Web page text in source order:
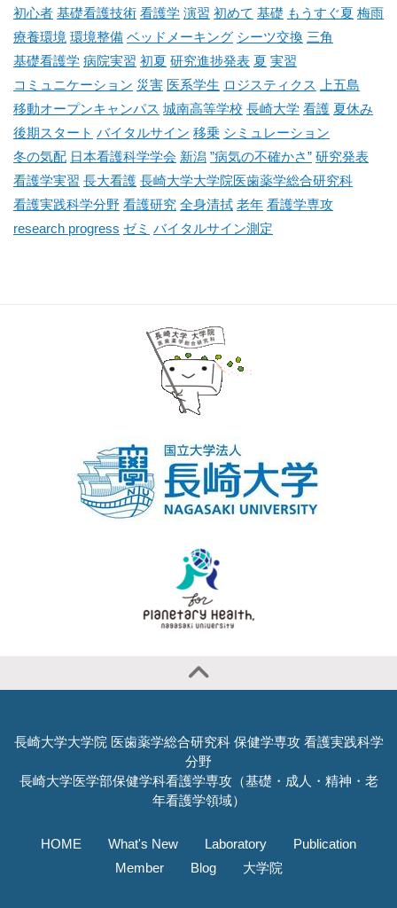
初心者 基礎看護技術 看護学 演習 初めて 基礎 もうすぐ夏 梅雨
療養環境 環境整備 ベッドメーキング シーツ交換 三角
基礎看護学 病院実習 初夏 研究進捗発表 夏 実習
コミュニケーション 災害 医系学生 ロジスティクス
上五島
移動オープンキャンパス 城南高等学校 長崎大学 看護 夏休み
後期スタート バイタルサイン 移乗 シミュレーション
冬の気配 日本看護科学学会 新潟 ”病気の不確かさ” 研究発表
看護学実習 長大看護 長崎大学大学院医歯薬学総合研究科
看護実践科学分野 看護研究 全身清拭 老年 看護学専攻
research progress ゼミ バイタルサイン測定
長崎大学大学院 医歯薬学総合研究科 保健学専攻 看護実践科学
分野
長崎大学医学部保健学科看護学専攻（基礎・成人・精神・老
年看護学領域）
HOME What's New Laboratory
Publication
Member
Blog 大学院